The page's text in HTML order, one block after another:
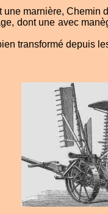
une marnière,
dont une avec
transformé depuis